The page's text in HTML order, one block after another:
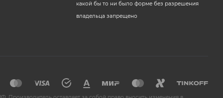
какой бы то ни было форме без разрешения
владельца запрещено